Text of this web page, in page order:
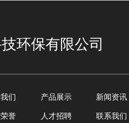
环保有限公司
们 产品展示 新闻资讯
誉 人才招聘 联系我们